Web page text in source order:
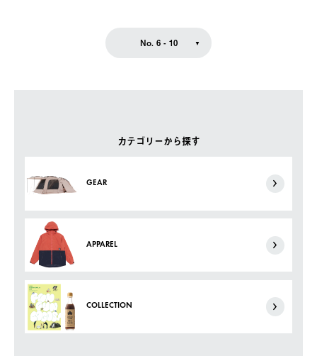
カテゴリーから探す
GEAR
APPAREL
COLLECTION
No. 6 - 10